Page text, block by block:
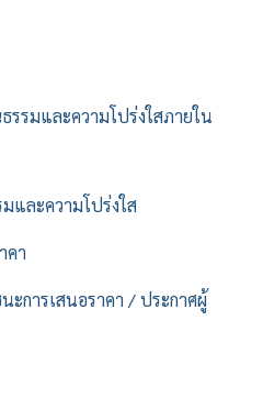
รรมและความโปร่งใสภายใน
และความโปร่งใส
คา
ะการเสนอราคา / ประกาศผู้